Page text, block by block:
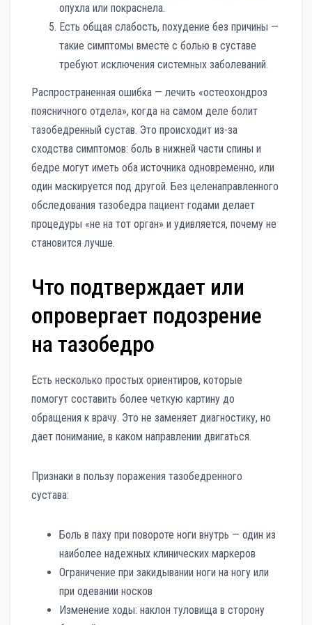
опухла или покраснела.
Есть общая слабость, похудение без причины —
такие симптомы вместе с болью в суставе
требуют исключения системных заболеваний.
Распространенная ошибка — лечить «остеохондроз
поясничного отдела», когда на самом деле болит
тазобедренный сустав. Это происходит из-за
сходства симптомов: боль в нижней части спины и
бедре могут иметь оба источника одновременно, или
один маскируется под другой. Без целенаправленного
обследования тазобедра пациент годами делает
процедуры «не на тот орган» и удивляется, почему не
становится лучше.
Что подтверждает или
опровергает подозрение
на тазобедро
Есть несколько простых ориентиров, которые
помогут составить более четкую картину до
обращения к врачу. Это не заменяет диагностику, но
дает понимание, в каком направлении двигаться.
Признаки в пользу поражения тазобедренного
сустава:
Боль в паху при повороте ноги внутрь — один из
наиболее надежных клинических маркеров
Ограничение при закидывании ноги на ногу или
при одевании носков
Изменение ходы: наклон туловища в сторону